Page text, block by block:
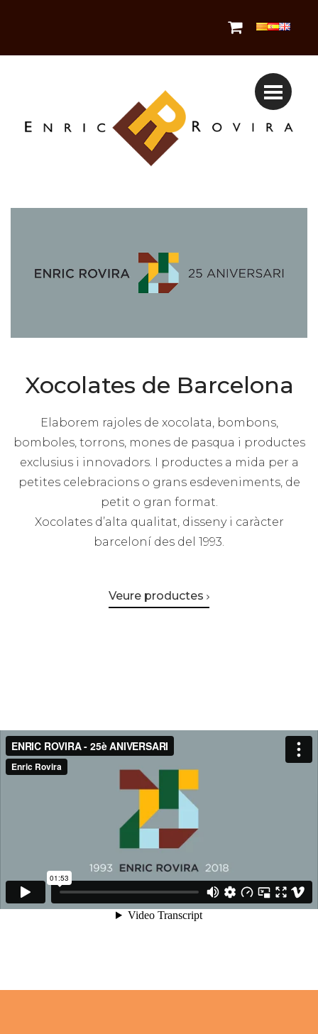
Xocolates de Barcelona
Elaborem rajoles de xocolata, bombons,
bomboles, torrons, mones de pasqua i productes
exclusius i innovadors. I productes a mida per a
petites celebracions o grans esdeveniments, de
petit o gran format.
Xocolates d’alta qualitat, disseny i caràcter
barceloní des del 1993.
Veure productes